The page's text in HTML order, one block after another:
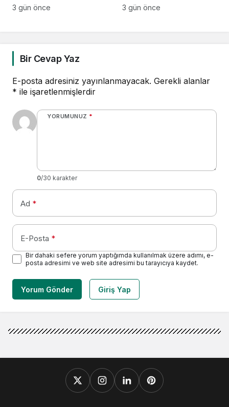
ediyor
3 gün önce 3 gün önce
Bir Cevap Yaz
E-posta adresiniz yayınlanmayacak. Gerekli alanlar
* ile işaretlenmişlerdir
YORUMUNUZ *
0/30 karakter
Ad *
E-Posta *
Bir dahaki sefere yorum yaptığımda kullanılmak üzere adımı, e-
posta adresimi ve web site adresimi bu tarayıcıya kaydet.
Yorum Gönder Giriş Yap